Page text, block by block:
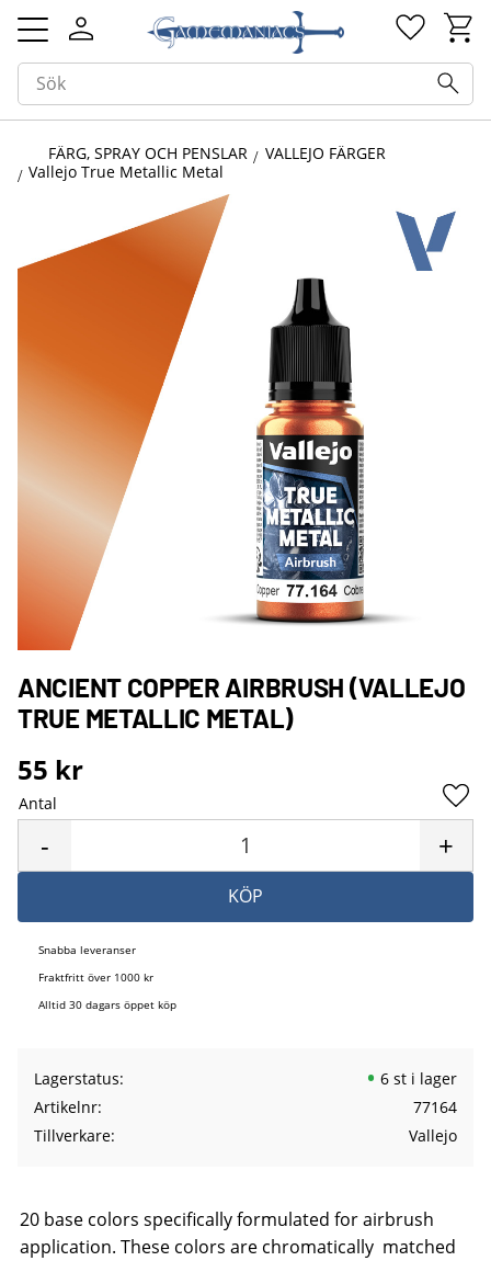
Meny
FÄRG, SPRAY OCH PENSLAR
VALLEJO FÄRGER
Vallejo True Metallic Metal
ANCIENT COPPER AIRBRUSH (VALLEJO
TRUE METALLIC METAL)
55 kr
Antal
+
-
KÖP
Snabba leveranser
Fraktfritt över 1000 kr
Alltid 30 dagars öppet köp
Lagerstatus
6 st i lager
Artikelnr
77164
Tillverkare
Vallejo
20 base colors specifically formulated for airbrush
application. These colors are chromatically matched